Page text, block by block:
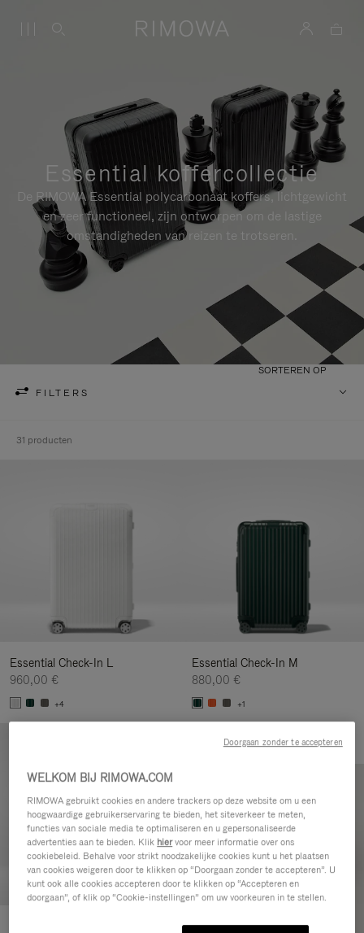
Essential koffercollectie
De RIMOWA Essential polycarbonaat koffers, lichtgewicht
en zeer functioneel, zijn ontworpen om de lastige
omstandigheden van reizen te trotseren.
FILTERS
SORTEREN OP
31 producten
Essential Check-In L
960,00 €
+4
Essential Check-In M
880,00 €
+1
WELKOM BIJ RIMOWA.COM
RIMOWA gebruikt cookies en andere trackers op deze website om u een
hoogwaardige gebruikerservaring te bieden, het siteverkeer te meten,
functies van sociale media te optimaliseren en u gepersonaliseerde
advertenties aan te bieden. Klik hiervoor meer informatie over ons
cookiebeleid. Behalve voor strikt noodzakelijke cookies kunt u het plaatsen
van cookies weigeren door te klikken op “Doorgaan zonder te accepteren”. U
kunt ook alle cookies accepteren door te klikken op “Accepteren en
doorgaan”, of klik op “Cookie-instellingen” om uw voorkeuren in te stellen.
Doorgaan zonder te accepteren